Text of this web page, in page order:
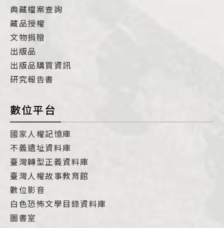
典藏檔案查詢
藏品授權
文物捐贈
出版品
出版品購買資訊
研究報告書
數位平台
國家人權記憶庫
不義遺址資料庫
臺灣轉型正義資料庫
臺灣人權故事教育館
數位影音
白色恐怖文學目錄資料庫
圖書室